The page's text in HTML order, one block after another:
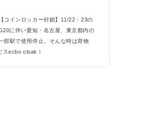
【コインロッカー封鎖】11/22・23の
に伴い愛知・名古屋、東京都内の
部駅で使用停止。そんな時は荷物
スecbo cloak！